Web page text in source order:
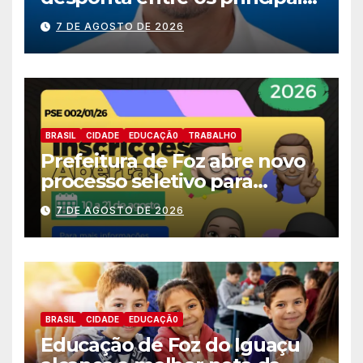
nomes do União Brasil para
deputado estadual
7 DE AGOSTO DE 2026
BRASIL CIDADE EDUCAÇÃ0 TRABALHO
Prefeitura de Foz abre novo
processo seletivo para
estagiários
7 DE AGOSTO DE 2026
BRASIL CIDADE EDUCAÇÃ0
Educação de Foz do Iguaçu